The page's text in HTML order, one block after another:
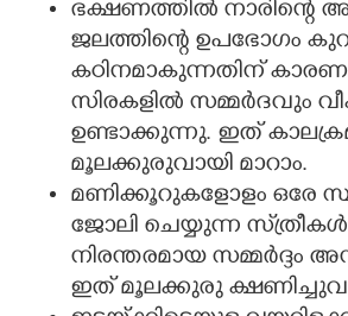
ഭക്ഷണത്തിൽ നാരിന്റെ
ജലത്തിന്റെ ഉപഭോഗം
കഠിനമാകുന്നതിന്
സിരകളിൽ സമ്മർദവും
ഉണ്ടാക്കുന്നു. ഇത്
മൂലക്കുരുവായി മാറാം.
മണിക്കൂറുകളോളം ഒരേ
ജോലി ചെയ്യുന്ന
നിരന്തരമായ സമ്മർദ്ദം
ഇത് മൂലക്കുരു